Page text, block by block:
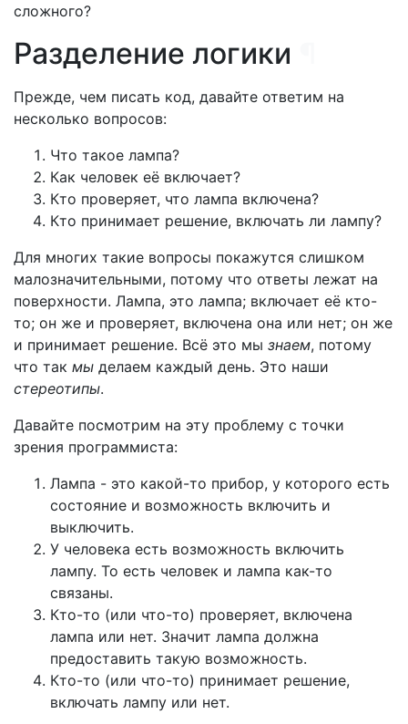
сложного?
Разделение логики
Прежде, чем писать код, давайте ответим на
несколько вопросов:
Что такое лампа?
Как человек её включает?
Кто проверяет, что лампа включена?
Кто принимает решение, включать ли лампу?
Для многих такие вопросы покажутся слишком
малозначительными, потому что ответы лежат на
поверхности. Лампа, это лампа; включает её кто-
то; он же и проверяет, включена она или нет; он же
и принимает решение. Всё это мы знаем, потому
что так мы делаем каждый день. Это наши
стереотипы.
Давайте посмотрим на эту проблему с точки
зрения программиста:
Лампа - это какой-то прибор, у которого есть
состояние и возможность включить и
выключить.
У человека есть возможность включить
лампу. То есть человек и лампа как-то
связаны.
Кто-то (или что-то) проверяет, включена
лампа или нет. Значит лампа должна
предоставить такую возможность.
Кто-то (или что-то) принимает решение,
включать лампу или нет.